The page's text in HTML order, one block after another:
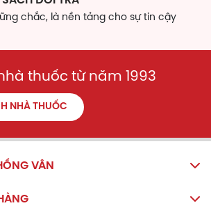
chắc, là nền tảng cho sự tin cậy
thuốc từ năm 1993
NHÀ THUỐC
VÂN